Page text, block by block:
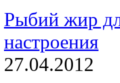
Рыбий жир
настроения
27.04.2012